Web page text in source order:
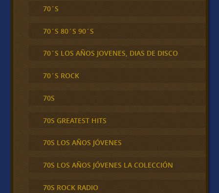
70´S
70´S 80´S 90´S
70´S LOS AÑOS JOVENES, DIAS DE DISCO
70´S ROCK
70S
70S GREATEST HITS
70S LOS AÑOS JÓVENES
70S LOS AÑOS JÓVENES LA COLECCIÓN
70S ROCK RADIO